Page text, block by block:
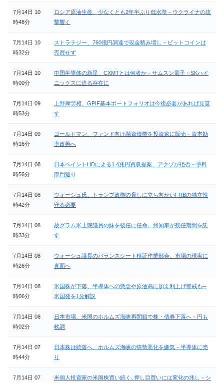
7月14日 10
時48分
ロシア原油生産、少なくとも2年半ぶり低水準－ウクライナの攻
撃響く
7月14日 10
時32分
ストラテジー、760億円調達で現金積み増し－ビットコインは
売買せず
7月14日 10
時00分
中国半導体の新星、CXMTとは何者か－サムスン電子・SKハイ
ニックスに迫る存在に
7月14日 09
時53分
上野厚労相、GPIF基本ポートフォリオは今後必要があれば見直
す
7月14日 09
時16分
ゴールドマン、ファンド向け融資債権を投資家に販売－資本効
率改善へ
7月14日 08
時56分
日本ペイントHDによる1.4兆円買収提案、アクゾが拒否－塗料
部門巡り
7月14日 08
時42分
ウォーシュ氏、トランプ政権の脅しに立ち向かいFRBの独立性
守る必要
7月14日 08
時33分
故グラム米上院議員の妹を後任に任命、州知事が残任期間を託
す
7月14日 08
時26分
ウォーシュ議長のバランスシート検証作業部会、市場の現実に
直面へ
7月14日 08
時06分
米国株が下落、半導体への懸念や原油高に加え利上げ警戒も─
米国発を1分解説
7月14日 08
時02分
日本市場、米国のホルムズ海峡再閉鎖で株・債券下落へ－円も
軟調
7月14日 07
時44分
日本株は続落へ、ホルムズ海峡の情勢悪化を嫌気－半導体に売
り
7月14日 07
米個人投資家の米国株買い続く､押し目買いには変化の兆し－シ